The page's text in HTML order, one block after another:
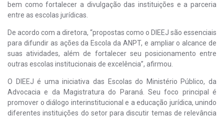
bem como fortalecer a divulgação das instituições e a parceria
entre as escolas jurídicas.
De acordo com a diretora, “propostas como o DIEEJ são essenciais
para difundir as ações da Escola da ANPT, e ampliar o alcance de
suas atividades, além de fortalecer seu posicionamento entre
outras escolas institucionais de excelência”, afirmou.
O DIEEJ é uma iniciativa das Escolas do Ministério Público, da
Advocacia e da Magistratura do Paraná. Seu foco principal é
promover o diálogo interinstitucional e a educação jurídica, unindo
diferentes instituições do setor para discutir temas de relevância